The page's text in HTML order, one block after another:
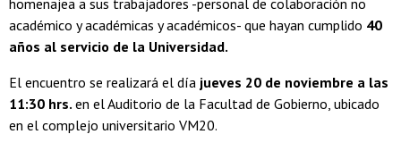
homenajea a sus trabajadores -personal de colaboración no
académico y académicas y académicos- que hayan cumplido 40
años al servicio de la Universidad.
El encuentro se realizará el día jueves 20 de noviembre a las
11:30 hrs. en el Auditorio de la Facultad de Gobierno, ubicado
en el complejo universitario VM20.